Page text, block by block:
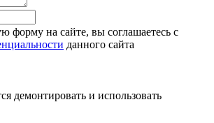
форму на сайте, вы соглашаетесь с
данного сайта
демонтировать и использовать